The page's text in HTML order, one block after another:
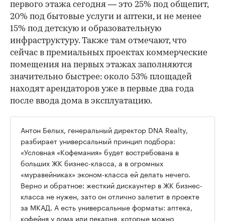
первого этажа сегодня — это 25% под общепит,
20% под бытовые услуги и аптеки, и не менее
15% под детскую и образовательную
инфраструктуру. Также там отмечают, что
сейчас в премиальных проектах коммерческие
помещения на первых этажах заполняются
значительно быстрее: около 53% площадей
находят арендаторов уже в первые два года
после ввода дома в эксплуатацию.
Антон Белых, генеральный директор DNA Realty,
разбирает универсальный принцип подбора:
«Условная «Кофемания» будет востребована в
больших ЖК бизнес-класса, а в огромных
«муравейниках» эконом-класса ей делать нечего.
Верно и обратное: жесткий дискаунтер в ЖК бизнес-
класса не нужен, зато он отлично залетит в проекте
за МКАД. А есть универсальные форматы: аптека,
кофейня у дома или пекарня, которые можно